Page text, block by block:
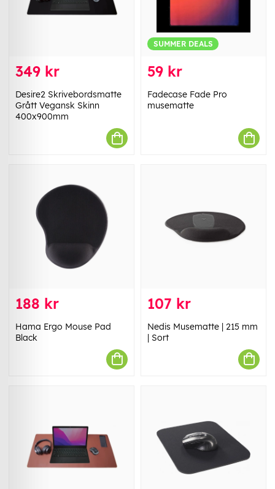
349 kr
Desire2 Skrivebordsmatte
Grått Vegansk Skinn
400x900mm
SUMMER DEALS
59 kr
Fadecase Fade Pro
musematte
188 kr
Hama Ergo Mouse Pad
Black
107 kr
Nedis Musematte | 215 mm
| Sort